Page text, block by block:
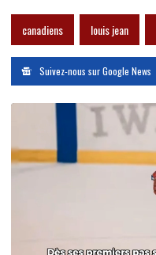
canadiens louis jean
Suivez-nous sur Google News